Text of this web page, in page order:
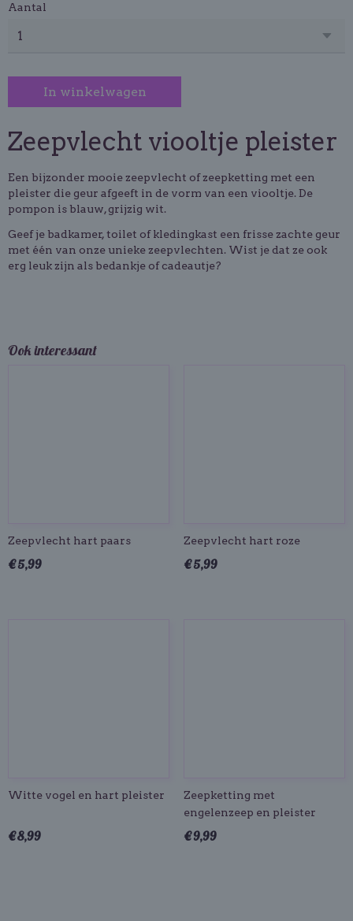
Aantal
In winkelwagen
Zeepvlecht viooltje pleister
Een bijzonder mooie zeepvlecht of zeepketting met een
pleister die geur afgeeft in de vorm van een viooltje. De
pompon is blauw, grijzig wit.
Geef je badkamer, toilet of kledingkast een frisse zachte geur
met één van onze unieke zeepvlechten. Wist je dat ze ook
erg leuk zijn als bedankje of cadeautje?
Ook interessant
Zeepvlecht hart paars
€ 5,99
Zeepvlecht hart roze
€ 5,99
Witte vogel en hart pleister
€ 8,99
Zeepketting met
engelenzeep en pleister
€ 9,99